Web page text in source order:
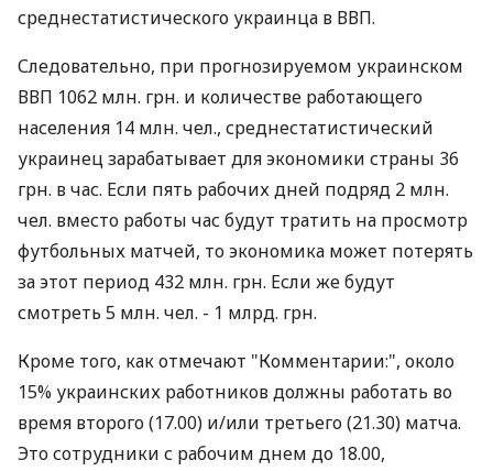
среднестатистического украинца в ВВП.
Следовательно, при прогнозируемом украинском
ВВП 1062 млн. грн. и количестве работающего
населения 14 млн. чел., среднестатистический
украинец зарабатывает для экономики страны 36
грн. в час. Если пять рабочих дней подряд 2 млн.
чел. вместо работы час будут тратить на просмотр
футбольных матчей, то экономика может потерять
за этот период 432 млн. грн. Если же будут
смотреть 5 млн. чел. - 1 млрд. грн.
Кроме того, как отмечают "Комментарии:", около
15% украинских работников должны работать во
время второго (17.00) и/или третьего (21.30) матча.
Это сотрудники с рабочим днем до 18.00,